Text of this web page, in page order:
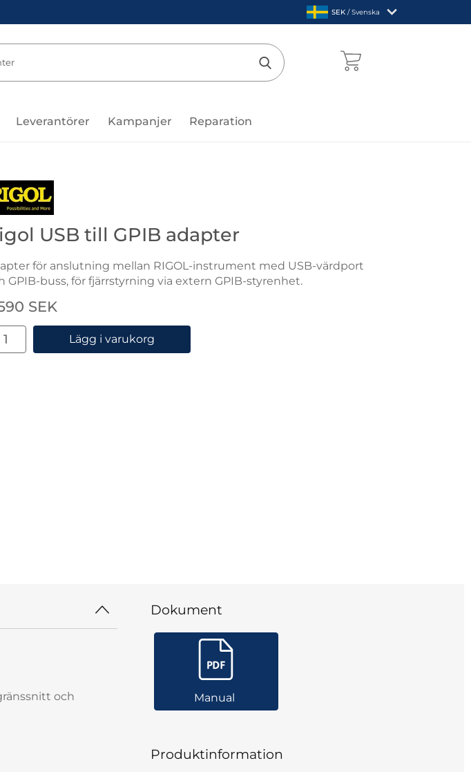
Sverige
,SEK / Svenska
Genomför sökning
Leverantörer Kampanjer Reparation
till varumärkessidan för Rigol
USB till GPIB adapter
för anslutning mellan RIGOL-instrument med USB-värdport
GPIB-buss, för fjärrstyrning via extern GPIB-styrenhet.
denna produkt Rigol USB till GPIB adapter
SEK
Lägg i varukorg
och
Dokument
Manual
Produktinformation